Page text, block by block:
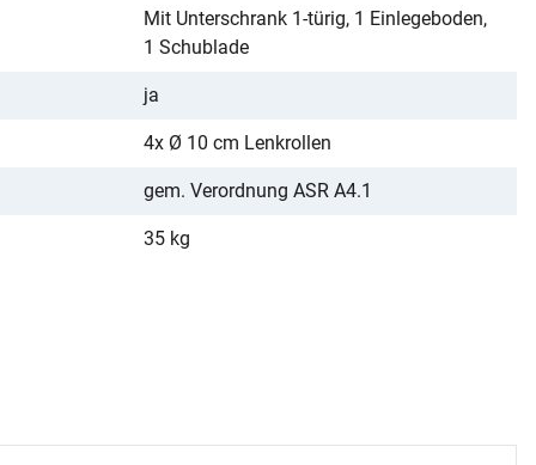
Mit Unterschrank 1-türig, 1 Einlegeboden,
1 Schublade
ja
4x Ø 10 cm Lenkrollen
gem. Verordnung ASR A4.1
35 kg